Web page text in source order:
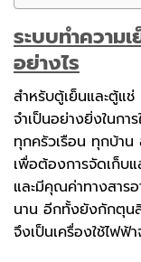
ระบบทำความ
อย่างไร
สำหรับตู้เย็นและตู้แ
จำเป็นอย่างยิ่งในกา
ทุกครัวเรือน ทุกบ้า
เพื่อต้องการจัดเก็บ
และมีคุณค่าทางสารอ
นาน อีกทั้งยังกักตุน
จึงเป็นเครื่องใช้ไฟฟ้